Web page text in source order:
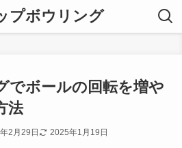
プボウリング
でボールの回転を増や
法
2月29日 2025年1月19日